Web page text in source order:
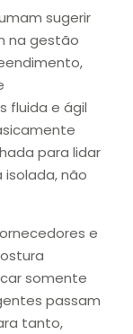
sugerir
na gestão
fluida e ágil
para lidar
não
e
somente
passam
tanto,